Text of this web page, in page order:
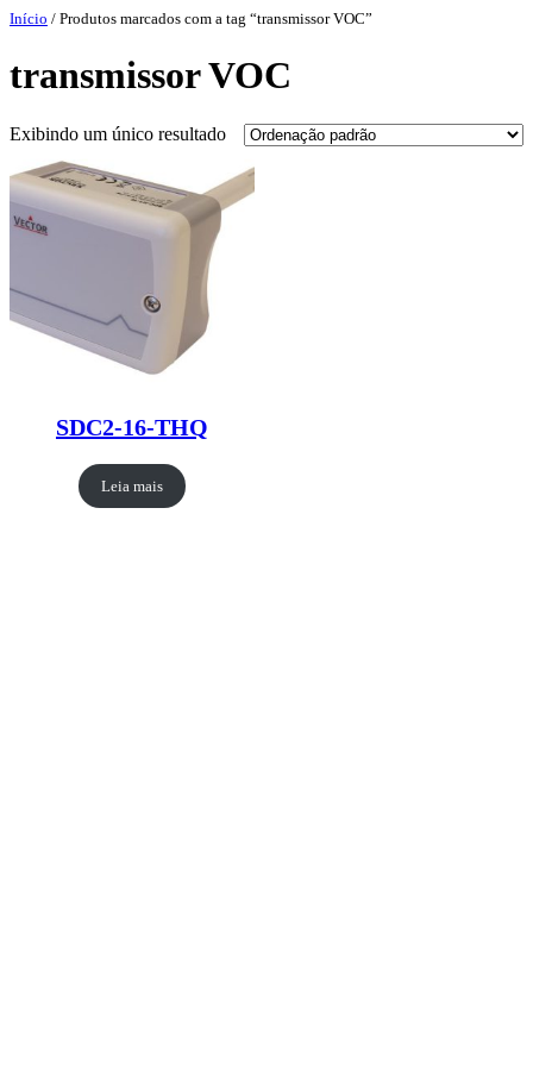
Pular
conteúdo
Início / Produtos marcados com a tag “transmissor VOC”
transmissor VOC
Exibindo um único resultado
SDC2-16-THQ
Leia mais